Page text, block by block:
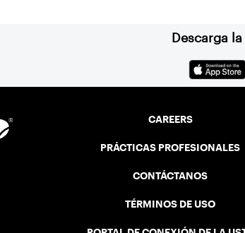
Descarga
CAREERS
PRÁCTICAS PROFESIONALES
CONTÁCTANOS
TÉRMINOS DE USO